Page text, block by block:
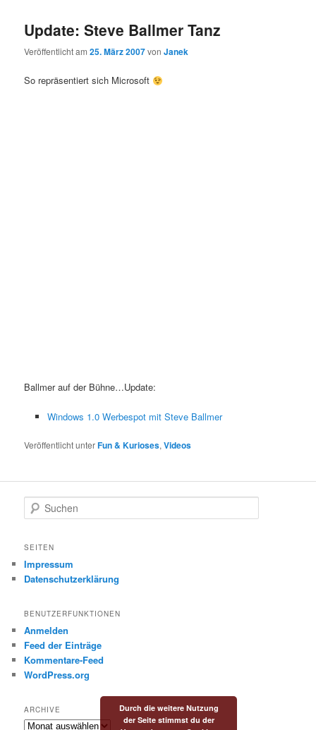
Update: Steve Ballmer Tanz
Veröffentlicht am25. März 2007vonJanek
So repräsentiert sich Microsoft
Ballmer auf der Bühne…Update:
Windows 1.0 Werbespot mit Steve Ballmer
Veröffentlicht unterFun & Kurioses,Videos
u
h
n
SEITEN
Impressum
Datenschutzerklärung
BENUTZERFUNKTIONEN
Anmelden
Feed der Einträge
Kommentare-Feed
WordPress.org
ARCHIVE
Archive
Durch die weitere Nutzung
der Seite stimmst du der